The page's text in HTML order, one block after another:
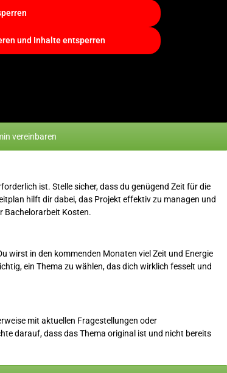
und Inhalte entsperren
vereinbaren
ist. Stelle sicher, dass du genügend Zeit für die
hilft dir dabei, das Projekt effektiv zu managen und
Bachelorarbeit Kosten.
wirst in den kommenden Monaten viel Zeit und Energie
ein Thema zu wählen, das dich wirklich fesselt und
mit aktuellen Fragestellungen oder
darauf, dass das Thema original ist und nicht bereits